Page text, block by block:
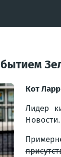
Кот
Лидер
Новости.